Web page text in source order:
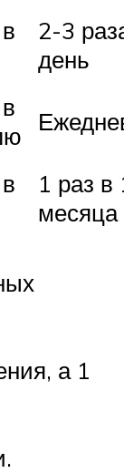
2-3
день
1 раз в
месяца
а 1